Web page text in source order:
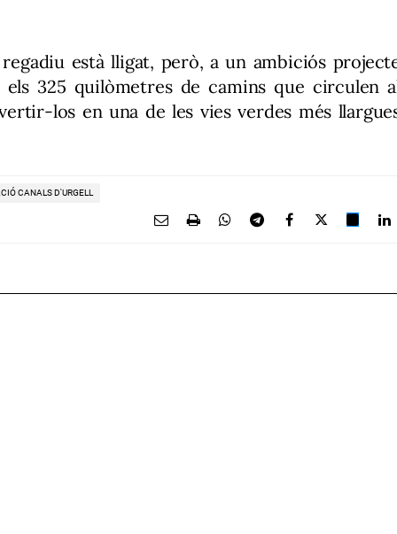
està lligat, però, a un ambiciós
325 quilòmetres de camins que circulen
los en una de les vies verdes més
CANALS D'URGELL